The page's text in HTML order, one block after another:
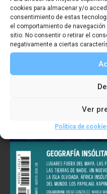
cookies para almacenar y/o
consentimiento de estas
el comportamiento de
sitio. No consentir o retirar el
negativamente a ciertas
Ver
Política de